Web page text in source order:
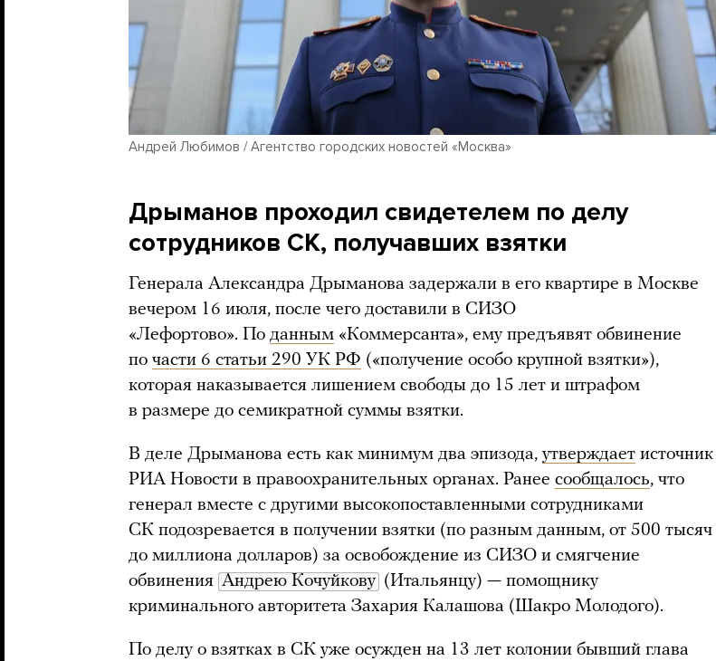
Андрей Любимов / Агентство городских новостей «Москва»
Дрыманов проходил свидетелем по делу
сотрудников СК, получавших взятки
Генерала Александра Дрыманова задержали в его квартире в Москве
вечером 16 июля, после чего доставили в СИЗО
«Лефортово». По данным «Коммерсанта», ему предъявят обвинение
по части 6 статьи 290 УК РФ («получение особо крупной взятки»),
которая наказывается лишением свободы до 15 лет и штрафом
в размере до семикратной суммы взятки.
В деле Дрыманова есть как минимум два эпизода, утверждает источник
РИА Новости в правоохранительных органах. Ранее сообщалось, что
генерал вместе с другими высокопоставленными сотрудниками
СК подозревается в получении взятки (по разным данным, от 500 тысяч
до миллиона долларов) за освобождение из СИЗО и смягчение
обвинения Андрею Кочуйкову (Итальянцу) — помощнику
криминального авторитета Захария Калашова (Шакро Молодого).
По делу о взятках в СК уже осужден на 13 лет колонии бывший глава